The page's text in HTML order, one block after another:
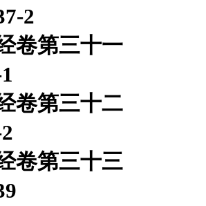
2
卷第三十一
卷第三十二
卷第三十三